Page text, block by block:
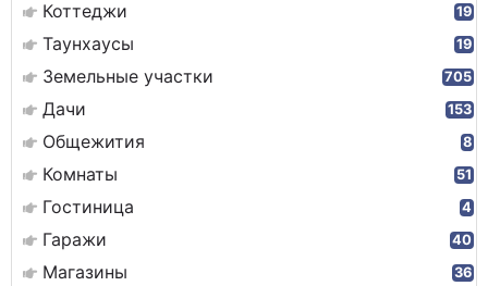
Коттеджи 19
Таунхаусы 19
Земельные участки 705
Дачи 153
Общежития 8
Комнаты 51
Гостиница 4
Гаражи 40
Магазины 36